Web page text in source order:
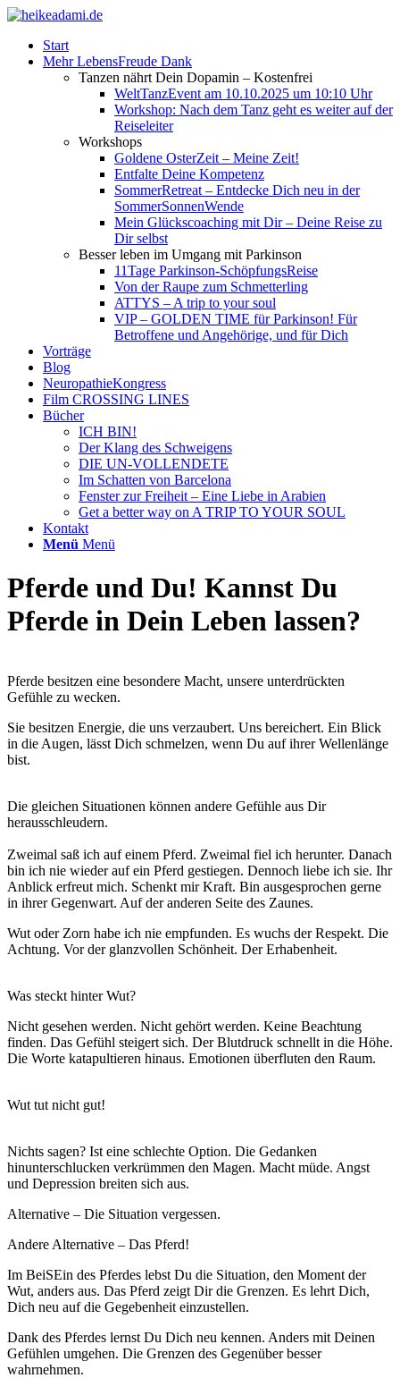
Start
Mehr LebensFreude Dank
Tanzen nährt Dein Dopamin – Kostenfrei
WeltTanzEvent am 10.10.2025 um 10:10 Uhr
Workshop: Nach dem Tanz geht es weiter auf der
Reiseleiter
Workshops
Goldene OsterZeit – Meine Zeit!
Entfalte Deine Kompetenz
SommerRetreat – Entdecke Dich neu in der
SommerSonnenWende
Mein Glückscoaching mit Dir – Deine Reise zu
Dir selbst
Besser leben im Umgang mit Parkinson
11Tage Parkinson-SchöpfungsReise
Von der Raupe zum Schmetterling
ATTYS – A trip to your soul
VIP – GOLDEN TIME für Parkinson! Für
Betroffene und Angehörige, und für Dich
Vorträge
Blog
NeuropathieKongress
Film CROSSING LINES
Bücher
ICH BIN!
Der Klang des Schweigens
DIE UN-VOLLENDETE
Im Schatten von Barcelona
Fenster zur Freiheit – Eine Liebe in Arabien
Get a better way on A TRIP TO YOUR SOUL
Kontakt
Menü Menü
Pferde und Du! Kannst Du
Pferde in Dein Leben lassen?
Pferde besitzen eine besondere Macht, unsere unterdrückten
Gefühle zu wecken.
Sie besitzen Energie, die uns verzaubert. Uns bereichert. Ein Blick
in die Augen, lässt Dich schmelzen, wenn Du auf ihrer Wellenlänge
bist.
Die gleichen Situationen können andere Gefühle aus Dir
herausschleudern.
Zweimal saß ich auf einem Pferd. Zweimal fiel ich herunter. Danach
bin ich nie wieder auf ein Pferd gestiegen. Dennoch liebe ich sie. Ihr
Anblick erfreut mich. Schenkt mir Kraft. Bin ausgesprochen gerne
in ihrer Gegenwart. Auf der anderen Seite des Zaunes.
Wut oder Zorn habe ich nie empfunden. Es wuchs der Respekt. Die
Achtung. Vor der glanzvollen Schönheit. Der Erhabenheit.
Was steckt hinter Wut?
Nicht gesehen werden. Nicht gehört werden. Keine Beachtung
finden. Das Gefühl steigert sich. Der Blutdruck schnellt in die Höhe.
Die Worte katapultieren hinaus. Emotionen überfluten den Raum.
Wut tut nicht gut!
Nichts sagen? Ist eine schlechte Option. Die Gedanken
hinunterschlucken verkrümmen den Magen. Macht müde. Angst
und Depression breiten sich aus.
Alternative – Die Situation vergessen.
Andere Alternative – Das Pferd!
Im BeiSEin des Pferdes lebst Du die Situation, den Moment der
Wut, anders aus. Das Pferd zeigt Dir die Grenzen. Es lehrt Dich,
Dich neu auf die Gegebenheit einzustellen.
Dank des Pferdes lernst Du Dich neu kennen. Anders mit Deinen
Gefühlen umgehen. Die Grenzen des Gegenüber besser
wahrnehmen.